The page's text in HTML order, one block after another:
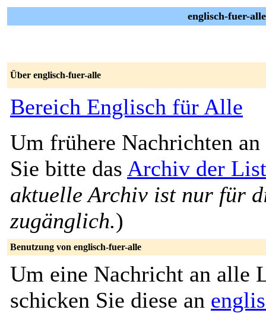
englisch-fuer-
Über englisch-fuer-alle
Bereich Englisch für Alle
Um frühere Nachrichten an
Sie bitte das Archiv der
aktuelle Archiv ist nur für
zugänglich.)
Benutzung von englisch-fuer-alle
Um eine Nachricht an alle
schicken Sie diese an